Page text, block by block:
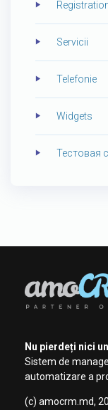
Servicii
Telefonie
Widgets
Тестовая
Nu pierdeți nici
Sistem de
automatizare a
(с) amocrm.md,